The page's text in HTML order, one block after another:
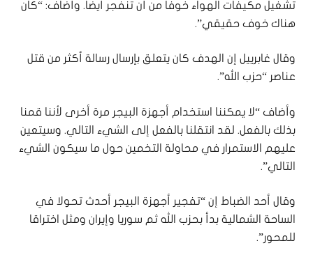
تشغيل مكيفات الهواء خوفاً من أن تنفجر أيضاً. وأضاف: “كان
هناك خوف حقيقي”.
وقال غابرييل إن الهدف كان يتعلق بإرسال رسالة أكثر من قتل
عناصر “حزب الله”.
وأضاف “لا يمكننا استخدام أجهزة البيجر مرة أخرى لأننا قمنا
بذلك بالفعل. لقد انتقلنا بالفعل إلى الشيء التالي. وسيتعين
عليهم الاستمرار في محاولة التخمين حول ما سيكون الشيء
التالي”.
وقال أحد الضباط إن “تفجير أجهزة البيجر أحدث تحولا في
الساحة الشمالية بدأ بحزب الله ثم سوريا وإيران ومثل اختراقا
للمحور”.